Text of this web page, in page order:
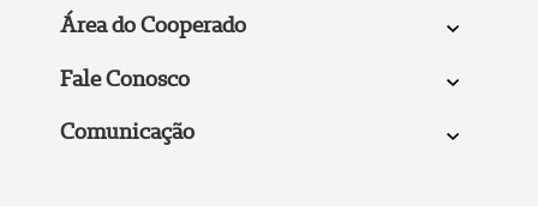
Área do Cooperado
Fale Conosco
Comunicação